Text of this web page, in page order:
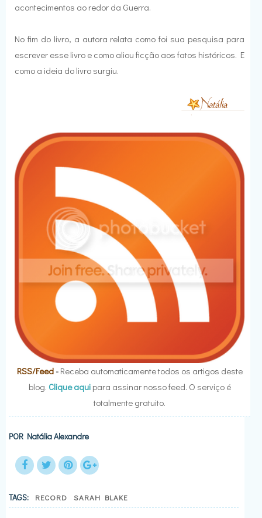
acontecimentos ao redor da Guerra.
No fim do livro, a autora relata como foi sua pesquisa para
escrever esse livro e como aliou ficção aos fatos históricos. E
como a ideia do livro surgiu.
RSS/Feed- Receba automaticamente todos os artigos deste
blog. Clique aquipara assinar nosso feed. O serviço é
totalmente gratuito.
POR Natália Alexandre
TAGS: RECORD SARAH BLAKE